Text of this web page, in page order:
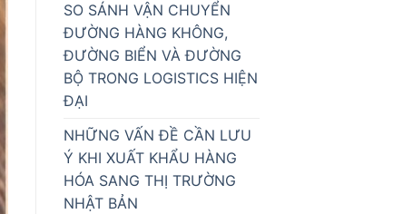
SO SÁNH VẬN CHUYỂN
ĐƯỜNG HÀNG KHÔNG,
ĐƯỜNG BIỂN VÀ ĐƯỜNG
BỘ TRONG LOGISTICS HIỆN
ĐẠI
NHỮNG VẤN ĐỀ CẦN LƯU
Ý KHI XUẤT KHẨU HÀNG
HÓA SANG THỊ TRƯỜNG
NHẬT BẢN